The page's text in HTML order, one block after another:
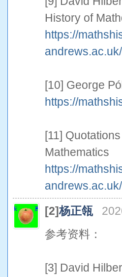
History of
https://
[10] George
https://
[11]
Mathematics
https://
[2]杨正瓴
参考资料：
[3] David